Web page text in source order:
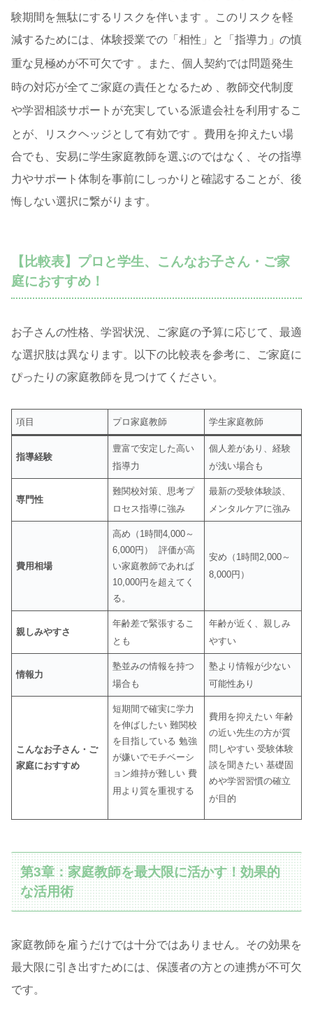
験期間を無駄にするリスクを伴います 。このリスクを軽
減するためには、体験授業での「相性」と「指導力」の慎
重な見極めが不可欠です 。また、個人契約では問題発生
時の対応が全てご家庭の責任となるため 、教師交代制度
や学習相談サポートが充実している派遣会社を利用するこ
とが、リスクヘッジとして有効です 。費用を抑えたい場
合でも、安易に学生家庭教師を選ぶのではなく、その指導
力やサポート体制を事前にしっかりと確認することが、後
悔しない選択に繋がります。
【比較表】プロと学生、こんなお子さん・ご家
庭におすすめ！
お子さんの性格、学習状況、ご家庭の予算に応じて、最適
な選択肢は異なります。以下の比較表を参考に、ご家庭に
ぴったりの家庭教師を見つけてください。
項目 プロ家庭教師 学生家庭教師
指導経験
豊富で安定した高い
指導力
個人差があり、経験
が浅い場合も
専門性
難関校対策、思考プ
ロセス指導に強み
最新の受験体験談、
メンタルケアに強み
費用相場
高め（1時間4,000～
6,000円） 評価が高
い家庭教師であれば
10,000円を超えてく
る。
安め（1時間2,000～
8,000円）
親しみやすさ
年齢差で緊張するこ
とも
年齢が近く、親しみ
やすい
情報力
塾並みの情報を持つ
場合も
塾より情報が少ない
可能性あり
こんなお子さん・ご
家庭におすすめ
短期間で確実に学力
を伸ばしたい 難関校
を目指している 勉強
が嫌いでモチベーシ
ョン維持が難しい 費
用より質を重視する
費用を抑えたい 年齢
の近い先生の方が質
問しやすい 受験体験
談を聞きたい 基礎固
めや学習習慣の確立
が目的
第3章：家庭教師を最大限に活かす！効果的
な活用術
家庭教師を雇うだけでは十分ではありません。その効果を
最大限に引き出すためには、保護者の方との連携が不可欠
です。